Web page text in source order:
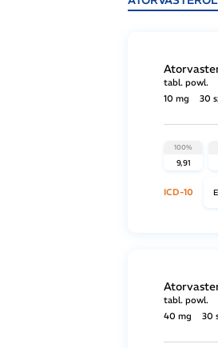
tabl. powl.
10 mg
30
100%
9,91
ICD-10
tabl. powl.
40 mg
30